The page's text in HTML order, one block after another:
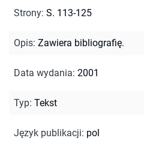
Strony: S. 113-125
Opis: Zawiera bibliografię.
Data wydania: 2001
Typ: Tekst
Język publikacji: pol